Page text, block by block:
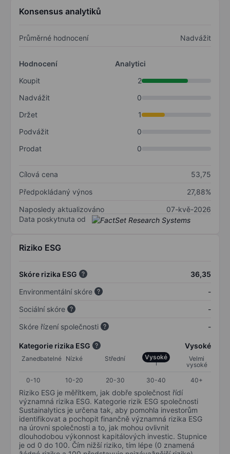
Konsensus analytiků
Průměrné hodnocení Nadvážit
Hodnocení
Analytici
Koupit
2
Nadvážit
0
Držet
1
Podvážit
0
Prodat
0
Cílová cena
53,75
Předpokládaný výnos
27,88%
Naposledy aktualizováno
07-kvě-2026
Data poskytnuta od
Riziko ESG
Skóre rizika ESG
36,35
Environmentální skóre
-
Sociální skóre
-
Skóre řízení společnosti
-
Kategorie rizika ESG Vysoké
Zanedbatelné Nízké Střední Vysoké
Velmi
vysoké
0-10
10-20 20-30 30-40 40+
Riziko ESG je měřítkem, jak dobře společnost řídí
významná rizika ESG. Kategorie rizik ESG společnosti
Sustainalytics je určena tak, aby pomohla investorům
identifikovat a pochopit finančně významná rizika ESG
na úrovni společnosti a to, jak mohou ovlivnit
dlouhodobou výkonnost kapitálových investic. Stupnice
je od 0 do 100. Čím nižší riziko, tím lépe (0 znamená